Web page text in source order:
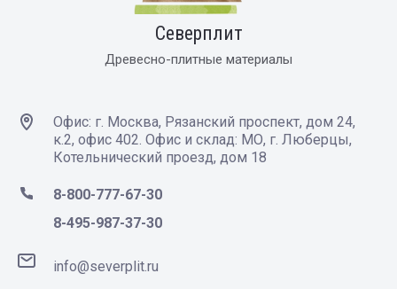
Северплит
Древесно-плитные материалы
Офис: г. Москва, Рязанский проспект, дом 24,
к.2, офис 402. Офис и склад: МО, г. Люберцы,
Котельнический проезд, дом 18
8-800-777-67-30
8-495-987-37-30
info@severplit.ru